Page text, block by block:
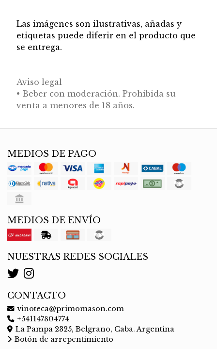
Las imágenes son ilustrativas, añadas y
etiquetas puede diferir en el producto que
se entrega.
Aviso legal
• Beber con moderación. Prohibida su
venta a menores de 18 años.
MEDIOS DE PAGO
MEDIOS DE ENVÍO
NUESTRAS REDES SOCIALES
CONTACTO
vinoteca@primomason.com
+541147804774
La Pampa 2325, Belgrano, Caba. Argentina
Botón de arrepentimiento